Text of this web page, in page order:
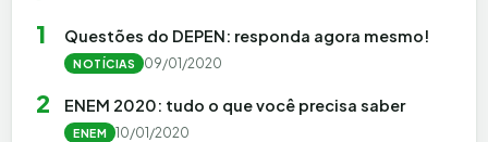
1 Questões do DEPEN: responda agora mesmo!
NOTÍCIAS 09/01/2020
2 ENEM 2020: tudo o que você precisa saber
ENEM 10/01/2020